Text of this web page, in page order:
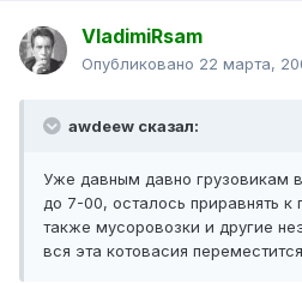
VladimiRsam
Опубликовано 22 марта,
awdeew сказал:
Уже давным давно грузовикам
до 7-00, осталось приравнять к
также мусоровозки и другие
вся эта котовасия